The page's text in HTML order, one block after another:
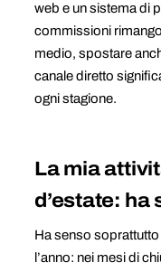
web e un sistema di
commissioni
medio, spostare
canale diretto
ogni stagione.
La mia
d’estate: ha
Ha senso
l’anno: nei mesi di